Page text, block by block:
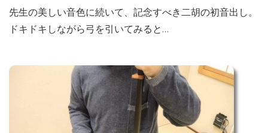
先生の美しい音色に続いて、記念すべき二胡の初音出し。
ドキドキしながら弓を引いてみると…